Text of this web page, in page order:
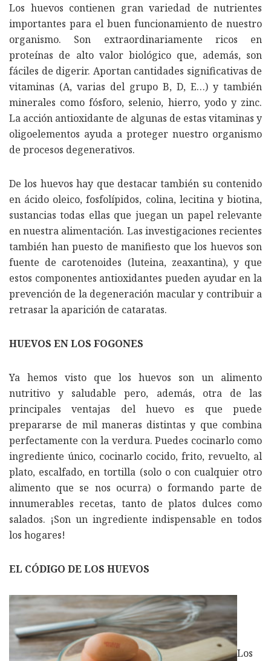
Los huevos contienen gran variedad de nutrientes
importantes para el buen funcionamiento de nuestro
organismo. Son extraordinariamente ricos en
proteínas de alto valor biológico que, además, son
fáciles de digerir. Aportan cantidades significativas de
vitaminas (A, varias del grupo B, D, E…) y también
minerales como fósforo, selenio, hierro, yodo y zinc.
La acción antioxidante de algunas de estas vitaminas y
oligoelementos ayuda a proteger nuestro organismo
de procesos degenerativos.
De los huevos hay que destacar también su contenido
en ácido oleico, fosfolípidos, colina, lecitina y biotina,
sustancias todas ellas que juegan un papel relevante
en nuestra alimentación. Las investigaciones recientes
también han puesto de manifiesto que los huevos son
fuente de carotenoides (luteina, zeaxantina), y que
estos componentes antioxidantes pueden ayudar en la
prevención de la degeneración macular y contribuir a
retrasar la aparición de cataratas.
HUEVOS EN LOS FOGONES
Ya hemos visto que los huevos son un alimento
nutritivo y saludable pero, además, otra de las
principales ventajas del huevo es que puede
prepararse de mil maneras distintas y que combina
perfectamente con la verdura. Puedes cocinarlo como
ingrediente único, cocinarlo cocido, frito, revuelto, al
plato, escalfado, en tortilla (solo o con cualquier otro
alimento que se nos ocurra) o formando parte de
innumerables recetas, tanto de platos dulces como
salados. ¡Son un ingrediente indispensable en todos
los hogares!
EL CÓDIGO DE LOS HUEVOS
Los